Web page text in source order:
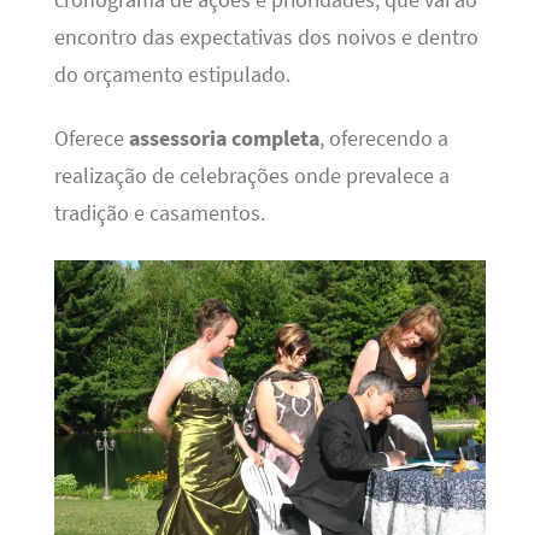
encontro das expectativas dos noivos e dentro
do orçamento estipulado.
Ofereceassessoria completa, oferecendo a
realização de celebrações onde prevalece a
tradição e casamentos.